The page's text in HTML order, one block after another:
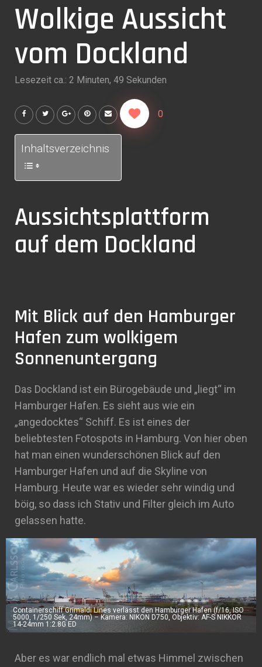
Wolkige Aussicht
vom Dockland
Lesezeit ca.: 2 Minuten, 49 Sekunden
0
Inhaltsverzeichnis
Aussichtsplattform
auf dem Dockland
Mit Blick auf den Hamburger
Hafen zum wolkigem
Sonnenuntergang
Das Dockland ist ein Bürogebäude und „liegt“ im
Hamburger Hafen. Es sieht aus wie ein
„angedocktes“ Schiff. Es ist eines der
beliebtesten Fotospots in Hamburg. Von hier oben
hat man einen wunderschönen Blick auf den
Hamburger Hafen und auf die Skyline von
Hamburg. Heute war es wieder sehr windig und
böig, so dass ich Stativ und Filter gleich im Auto
gelassen hatte.
Containerschiff Grimaldi Lines verlässt den Hamburger Hafen (f/16, ISO
5000, 1/250 Sek, 24mm) – Kamera: NIKON D750, Objektiv: AF-S NIKKOR
14-24mm 1:2.8G ED
Aber es war endlich mal etwas Himmel zwischen